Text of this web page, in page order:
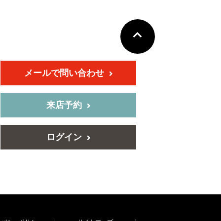
メールで問い合わせ
来店予約
ログイン